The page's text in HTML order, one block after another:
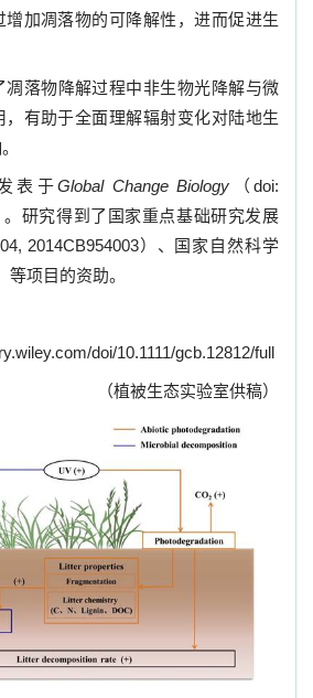
加凋落物的可降解性，进而促进生
凋落物降解过程中非生物光降解与微
，有助于全面理解辐射变化对陆地生
表于Global Change Biology （ doi:
。研究得到了国家重点基础研究发展
2014CB954003）、国家自然科学
等项目的资助。
doi/10.1111/gcb.12812/full
（植被生态实验室供稿）